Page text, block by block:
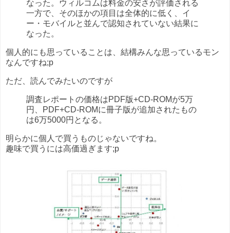
なった。ウィルコムは料金の安さが評価される
一方で、そのほかの項目は全体的に低く、イ
ー・モバイルと並んで認知されていない結果に
なった。
個人的にも思っていることは、結構みんな思っているモン
なんですね;p
ただ、読んでみたいのですが
調査レポートの価格はPDF版+CD-ROMが5万
円、PDF+CD-ROMに冊子版が追加されたもの
は6万5000円となる。
明らかに個人で買うものじゃないですね。
趣味で買うには高価過ぎます;p